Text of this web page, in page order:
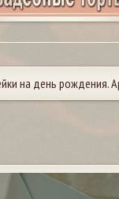
на день рождения.